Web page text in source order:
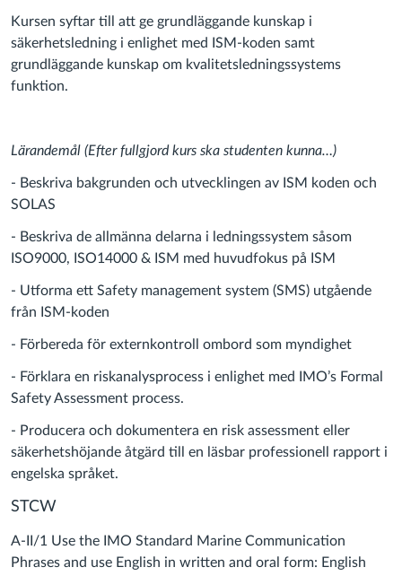
Kursen syftar till att ge grundläggande kunskap i
säkerhetsledning i enlighet med ISM-koden samt
grundläggande kunskap om kvalitetsledningssystems
funktion.
Lärandemål (Efter fullgjord kurs ska studenten kunna…)
- Beskriva bakgrunden och utvecklingen av ISM koden och
SOLAS
- Beskriva de allmänna delarna i ledningssystem såsom
ISO9000, ISO14000 & ISM med huvudfokus på ISM
- Utforma ett Safety management system (SMS) utgående
från ISM-koden
- Förbereda för externkontroll ombord som myndighet
- Förklara en riskanalysprocess i enlighet med IMO’s Formal
Safety Assessment process.
- Producera och dokumentera en risk assessment eller
säkerhetshöjande åtgärd till en läsbar professionell rapport i
engelska språket.
STCW
A-II/1 Use the IMO Standard Marine Communication
Phrases and use English in written and oral form: English